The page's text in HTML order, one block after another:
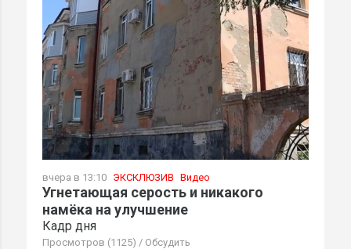
вчера в 13:10 ЭКСКЛЮЗИВ Видео
Угнетающая серость и никакого
намёка на улучшение
Кадр дня
Просмотров (1125) / Обсудить